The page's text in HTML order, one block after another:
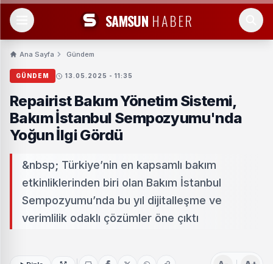
SAMSUN HABER
Ana Sayfa Gündem
GÜNDEM 13.05.2025 - 11:35
Repairist Bakım Yönetim Sistemi,
Bakım İstanbul Sempozyumu'nda
Yoğun İlgi Gördü
&nbsp; Türkiye’nin en kapsamlı bakım
etkinliklerinden biri olan Bakım İstanbul
Sempozyumu’nda bu yıl dijitalleşme ve
verimlilik odaklı çözümler öne çıktı